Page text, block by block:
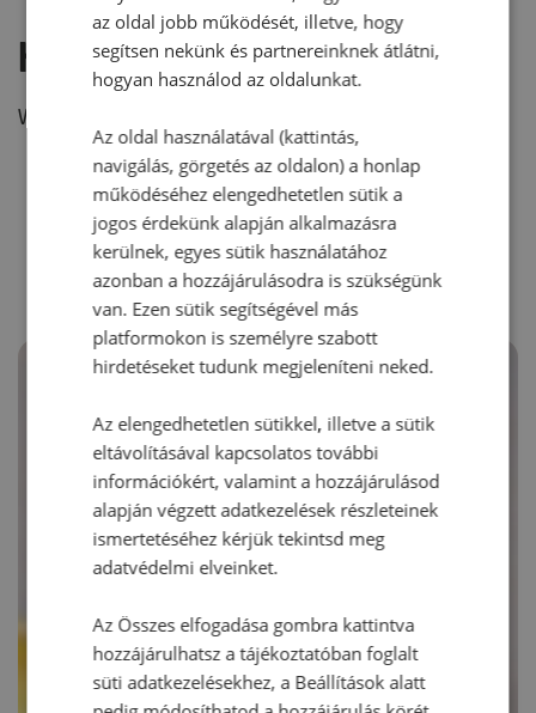
Hozzászólás írása
Vélemény írásához, kérjük,
RECEPTAJÁNLÓ
az oldal jobb működését, illetve, hogy
segítsen nekünk és partnereinknek átlátni,
hogyan használod az oldalunkat.
Az oldal használatával (kattintás,
navigálás, görgetés az oldalon) a honlap
működéséhez elengedhetetlen sütik a
jogos érdekünk alapján alkalmazásra
kerülnek, egyes sütik használatához
azonban a hozzájárulásodra is szükségünk
van. Ezen sütik segítségével más
platformokon is személyre szabott
hirdetéseket tudunk megjeleníteni neked.
Az elengedhetetlen sütikkel, illetve a sütik
eltávolításával kapcsolatos további
információkért, valamint a hozzájárulásod
alapján végzett adatkezelések részleteinek
ismertetéséhez kérjük tekintsd meg
adatvédelmi elveinket.
Az Összes elfogadása gombra kattintva
hozzájárulhatsz a tájékoztatóban foglalt
süti adatkezelésekhez, a Beállítások alatt